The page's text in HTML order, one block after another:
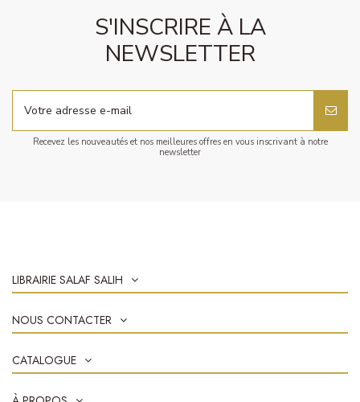
S'INSCRIRE À LA
NEWSLETTER
Recevez les nouveautés et nos meilleures offres en vous inscrivant à notre
newsletter
LIBRAIRIE SALAF SALIH
NOUS CONTACTER
CATALOGUE